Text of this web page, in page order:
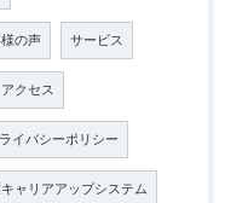
の声 サービス
アクセス
イバシーポリシー
ャリアアップシステム